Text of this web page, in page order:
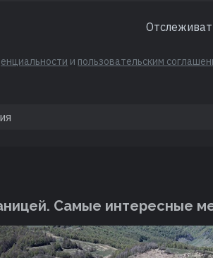
и пользовательским
Cамые интересные